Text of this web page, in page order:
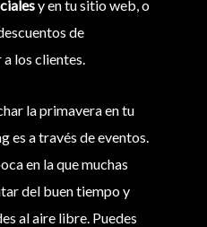
y en tu sitio web, o
de
los clientes.
la primavera en tu
es a través de eventos.
en la que muchas
del buen tiempo y
al aire libre. Puedes